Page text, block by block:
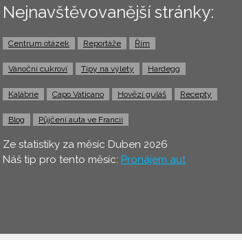
Nejnavštěvovanější stránky:
Centrum otázek Reportáže Řím
Vánoční cukroví Tipy na výlety Hardegg
Kalábrie Capo Vaticano Hovězí guláš Recepty
Blog Půjčení auta ve Francii
Ze statistiky za měsíc Duben 2026
Náš tip pro tento měsíc: Pronájem aut